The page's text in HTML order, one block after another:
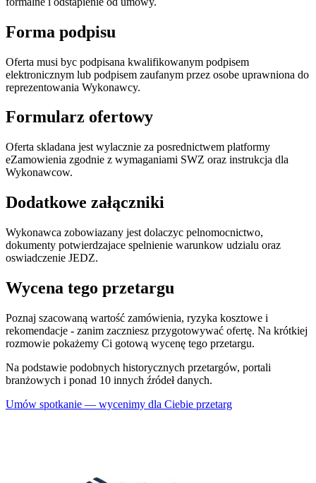
Forma podpisu
Oferta musi byc podpisana kwalifikowanym podpisem
elektronicznym lub podpisem zaufanym przez osobe uprawniona do
reprezentowania Wykonawcy.
Formularz ofertowy
Oferta skladana jest wylacznie za posrednictwem platformy
eZamowienia zgodnie z wymaganiami SWZ oraz instrukcja dla
Wykonawcow.
Dodatkowe załączniki
Wykonawca zobowiazany jest dolaczyc pelnomocnictwo,
dokumenty potwierdzajace spelnienie warunkow udzialu oraz
oswiadczenie JEDZ.
Wycena tego przetargu
Poznaj szacowaną wartość zamówienia, ryzyka kosztowe i
rekomendacje - zanim zaczniesz przygotowywać ofertę. Na krótkiej
rozmowie pokażemy Ci gotową wycenę tego przetargu.
Na podstawie podobnych historycznych przetargów, portali
branżowych i ponad 10 innych źródeł danych.
Umów spotkanie — wycenimy dla Ciebie przetarg